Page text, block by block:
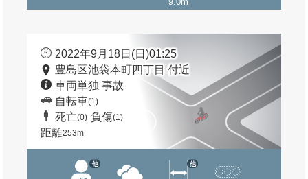
2022年9月18日(日)01:25
豊島区池袋本町四丁目 付近
車両単独 事故
自転車(1)
死亡(0) 負傷(1)
距離253m
他 他